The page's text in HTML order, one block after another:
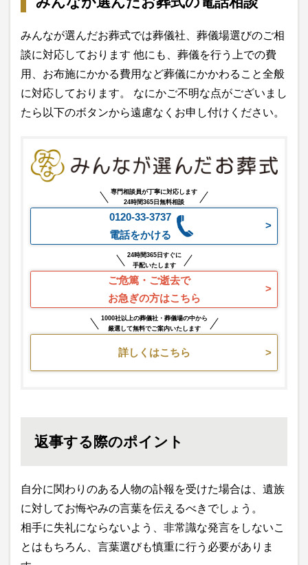
みんなが選んだお葬式では葬儀社、葬儀場選びのご相
談に対応しております 他にも、葬儀を行う上での費
用、お布施にかかる費用など葬儀にかかわること全般
に対応しております。 なにかご不明な点がございまし
たら以下のボタンから遠慮なくお申し付けください。
専門相談員が丁寧に対応します
24時間365日無料相談
0120-33-3737
電話をかける
24時間365日すぐに
手配いたします
ご危篤・ご逝去で
お急ぎの方はこちら
1000社以上の葬儀社・葬儀場の中から
厳選して無料でご案内いたします
詳しくはこちら
返事する際のポイント
自分に関わりのある人物の訃報を受けた場合は、遺族
に対してお悔やみの言葉を伝えるべきでしょう。
相手に失礼にならないよう、非常識な発言をしないこ
とはもちろん、言葉選びも慎重に行う必要がありま